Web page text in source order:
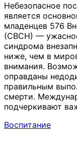
Небезопасное
является
младенцев 576
(СВСН) —
синдрома
ниже, чем в
внимания.
оправданы
правильным
смерти.
подчеркивают
Воспитание